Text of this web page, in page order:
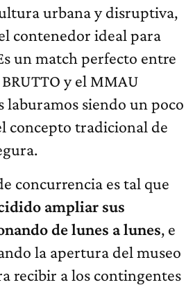
urbana y disruptiva,
contenedor ideal para
un match perfecto entre
y el MMAU
laburamos siendo un poco
concepto tradicional de
concurrencia es tal que
ampliar sus
de lunes a lunes, e
la apertura del museo
recibir a los contingentes